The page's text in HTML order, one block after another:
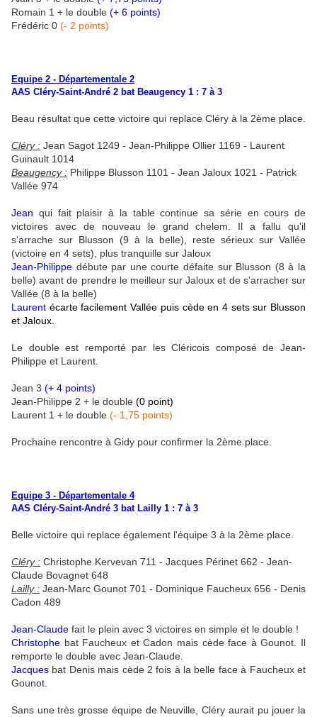
Romain 1 + le double (+ 6 points)
Frédéric 0 (- 2 points)
Equipe 2 - Départementale 2
AAS Cléry-Saint-André 2 bat Beaugency 1 : 7 à 3
Beau résultat que cette victoire qui replace Cléry à la 2ème place.
Cléry : Jean Sagot 1249 - Jean-Philippe Ollier 1169 - Laurent
Guinault 1014
Beaugency : Philippe Blusson 1101 - Jean Jaloux 1021 - Patrick
Vallée 974
Jean qui fait plaisir à la table continue sa série en cours de
victoires avec de nouveau le grand chelem. Il a fallu qu'il
s'arrache sur Blusson (9 à la belle), reste sérieux sur Vallée
(victoire en 4 sets), plus tranquille sur Jaloux
Jean-Philippe débute par une courte défaite sur Blusson (8 à la
belle) avant de prendre le meilleur sur Jaloux et de s'arracher sur
Vallée (8 à la belle)
Laurent écarte facilement Vallée puis cède en 4 sets sur Blusson
et Jaloux.
Le double est remporté par les Cléricois composé de Jean-
Philippe et Laurent.
Jean 3 (+ 4 points)
Jean-Philippe 2 + le double (0 point)
Laurent 1 + le double (- 1,75 points)
Prochaine rencontre à Gidy pour confirmer la 2ème place.
Equipe 3 - Départementale 4
AAS Cléry-Saint-André 3 bat Lailly 1 : 7 à 3
Belle victoire qui replace également l'équipe 3 à la 2ème place.
Cléry : Christophe Kervevan 711 - Jacques Périnet 662 - Jean-
Claude Bovagnet 648
Lailly : Jean-Marc Gounot 701 - Dominique Faucheux 656 - Denis
Cadon 489
Jean-Claude fait le plein avec 3 victoires en simple et le double !
Christophe bat Faucheux et Cadon mais cède face à Gounot. Il
remporte le double avec Jean-Claude.
Jacques bat Denis mais cède 2 fois à la belle face à Faucheux et
Gounot.
Sans une très grosse équipe de Neuville, Cléry aurait pu jouer la